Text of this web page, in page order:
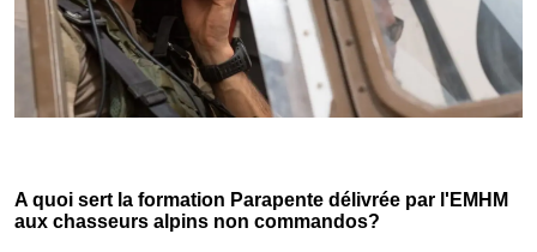
A quoi sert la formation Parapente délivrée par l'EMHM
aux chasseurs alpins non commandos?